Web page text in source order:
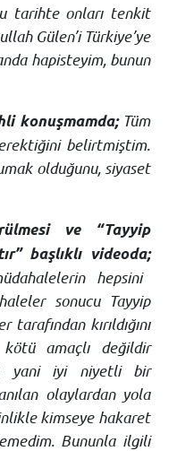
tarihte onları tenkit
Gülen’i Türkiye’ye
hapisteyim, bunun
konuşmamda;Tüm
belirtmiştim.
olduğunu, siyaset
ve “Tayyip
başlıklı videoda;
hepsini
sonucu Tayyip
tarafından kırıldığını
amaçlı değildir
yani iyi niyetli bir
olaylardan yola
kimseye hakaret
Bununla ilgili